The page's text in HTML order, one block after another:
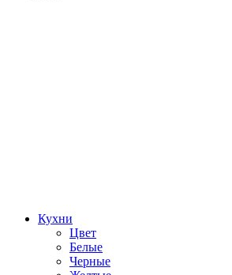
Кухни
Цвет
Белые
Черные